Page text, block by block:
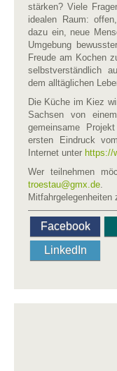
stärken? Viele
idealen Raum:
dazu ein, neue
Umgebung
Freude am Kochen
selbstverständlich
dem alltäglichen
Die Küche im Kiez
Sachsen von
gemeinsame
ersten Eindruck
Internet unter https://
Wer teilnehmen
troestau​@​gmx.de .
Mitfahrgelegenheiten
Facebook
LinkedIn